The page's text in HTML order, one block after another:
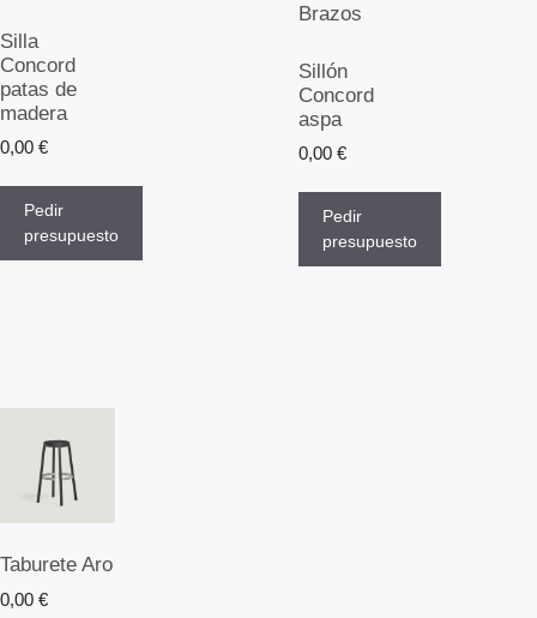
Silla
Concord
patas de
madera
0,00 €
Pedir
presupuesto
Sillón
Concord
aspa
0,00 €
Pedir
presupuesto
Taburete Aro
0,00 €